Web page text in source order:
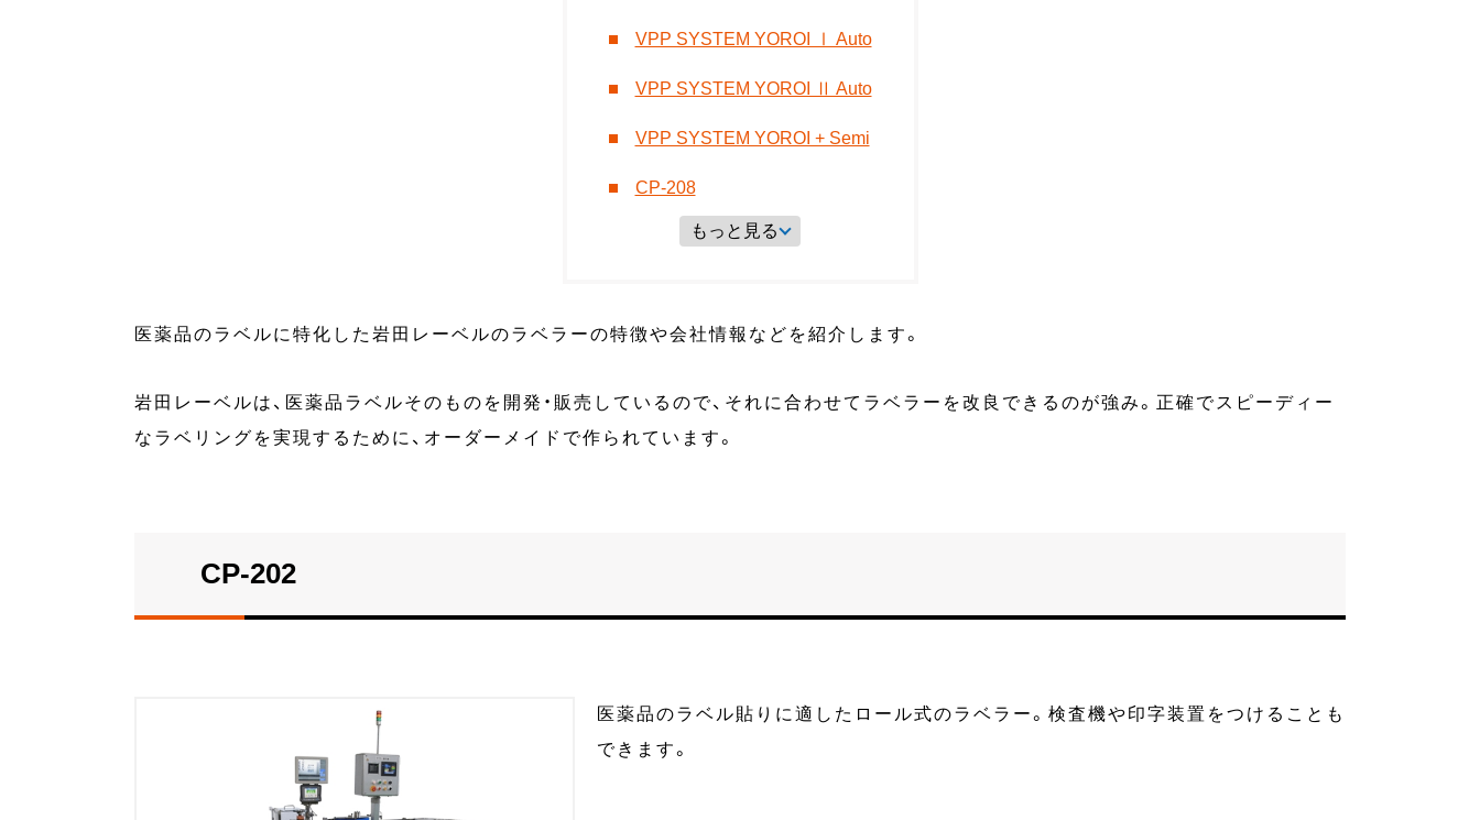
VPP SYSTEM YOROI Ⅰ Auto
VPP SYSTEM YOROI Ⅱ Auto
VPP SYSTEM YOROI + Semi
CP-208
もっと見る
医薬品のラベルに特化した岩田レーベルのラベラーの特徴や会社情報などを紹介します。
岩田レーベルは、医薬品ラベルそのものを開発・販売しているので、それに合わせてラベラーを改良できるのが強み。正確でスピーディー
なラベリングを実現するために、オーダーメイドで作られています。
CP-202
医薬品のラベル貼りに適したロール式のラベラー。検査機や印字装置をつけることも
できます。